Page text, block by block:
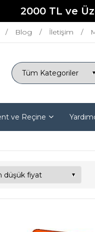
2000 TL ve
Blog İletişim
ve Reçine